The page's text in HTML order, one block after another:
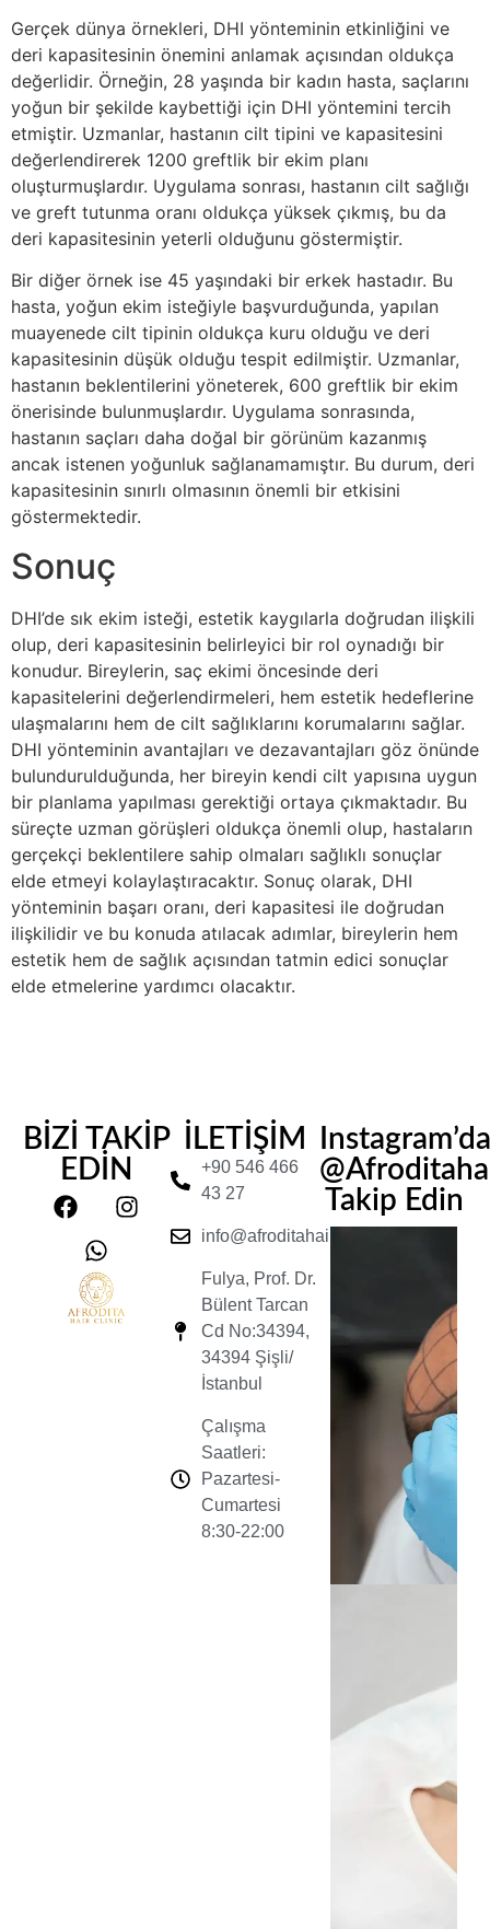
Gerçek dünya örnekleri, DHI yönteminin etkinliğini ve
deri kapasitesinin önemini anlamak açısından oldukça
değerlidir. Örneğin, 28 yaşında bir kadın hasta, saçlarını
yoğun bir şekilde kaybettiği için DHI yöntemini tercih
etmiştir. Uzmanlar, hastanın cilt tipini ve kapasitesini
değerlendirerek 1200 greftlik bir ekim planı
oluşturmuşlardır. Uygulama sonrası, hastanın cilt sağlığı
ve greft tutunma oranı oldukça yüksek çıkmış, bu da
deri kapasitesinin yeterli olduğunu göstermiştir.
Bir diğer örnek ise 45 yaşındaki bir erkek hastadır. Bu
hasta, yoğun ekim isteğiyle başvurduğunda, yapılan
muayenede cilt tipinin oldukça kuru olduğu ve deri
kapasitesinin düşük olduğu tespit edilmiştir. Uzmanlar,
hastanın beklentilerini yöneterek, 600 greftlik bir ekim
önerisinde bulunmuşlardır. Uygulama sonrasında,
hastanın saçları daha doğal bir görünüm kazanmış
ancak istenen yoğunluk sağlanamamıştır. Bu durum, deri
kapasitesinin sınırlı olmasının önemli bir etkisini
göstermektedir.
Sonuç
DHI’de sık ekim isteği, estetik kaygılarla doğrudan ilişkili
olup, deri kapasitesinin belirleyici bir rol oynadığı bir
konudur. Bireylerin, saç ekimi öncesinde deri
kapasitelerini değerlendirmeleri, hem estetik hedeflerine
ulaşmalarını hem de cilt sağlıklarını korumalarını sağlar.
DHI yönteminin avantajları ve dezavantajları göz önünde
bulundurulduğunda, her bireyin kendi cilt yapısına uygun
bir planlama yapılması gerektiği ortaya çıkmaktadır. Bu
süreçte uzman görüşleri oldukça önemli olup, hastaların
gerçekçi beklentilere sahip olmaları sağlıklı sonuçlar
elde etmeyi kolaylaştıracaktır. Sonuç olarak, DHI
yönteminin başarı oranı, deri kapasitesi ile doğrudan
ilişkilidir ve bu konuda atılacak adımlar, bireylerin hem
estetik hem de sağlık açısından tatmin edici sonuçlar
elde etmelerine yardımcı olacaktır.
BİZİ TAKİP
EDİN
İLETİŞİM
+90 546 466
43 27
info@afroditahairclinic.com
Fulya, Prof. Dr.
Bülent Tarcan
Cd No:34394,
34394 Şişli/
İstanbul
Çalışma
Saatleri:
Pazartesi-
Cumartesi
8:30-22:00
Instagram’da
Takip Edin